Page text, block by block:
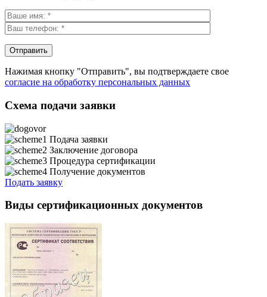
Нажимая кнопку "Отправить", вы подтверждаете свое
согласие на обработку персональных данных
Схема подачи заявки
Подача заявки
Заключение договора
Процедура сертификации
Получение документов
Подать заявку
Виды сертификационных документов